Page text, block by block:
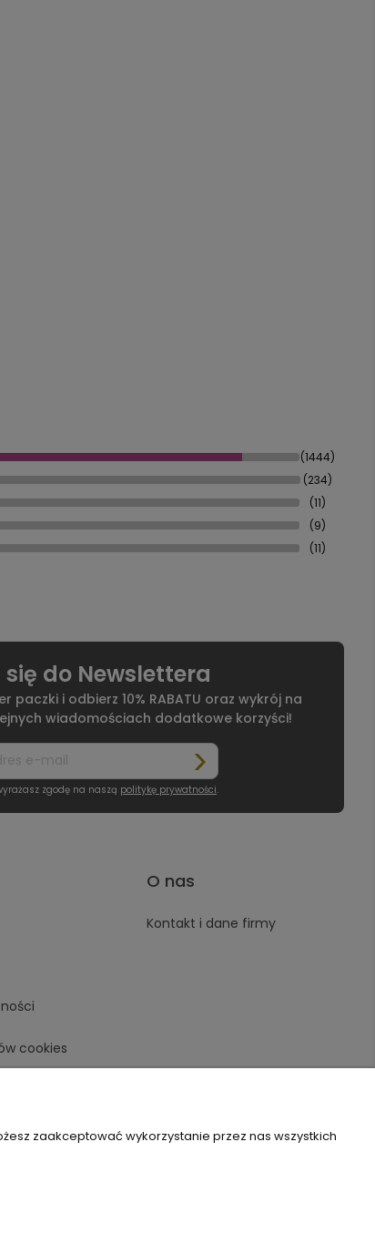
(1444)
(234)
(11)
(9)
(11)
się do Newslettera
paczki i odbierz 10% RABATU oraz wykrój na
wiadomościach dodatkowe korzyści!
zgodę na naszą politykę prywatności.
cookies
O nas
Kontakt i dane firmy
zaakceptować wykorzystanie przez nas wszystkich